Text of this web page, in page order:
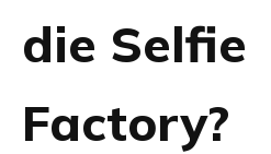
die Selfie
Factory?